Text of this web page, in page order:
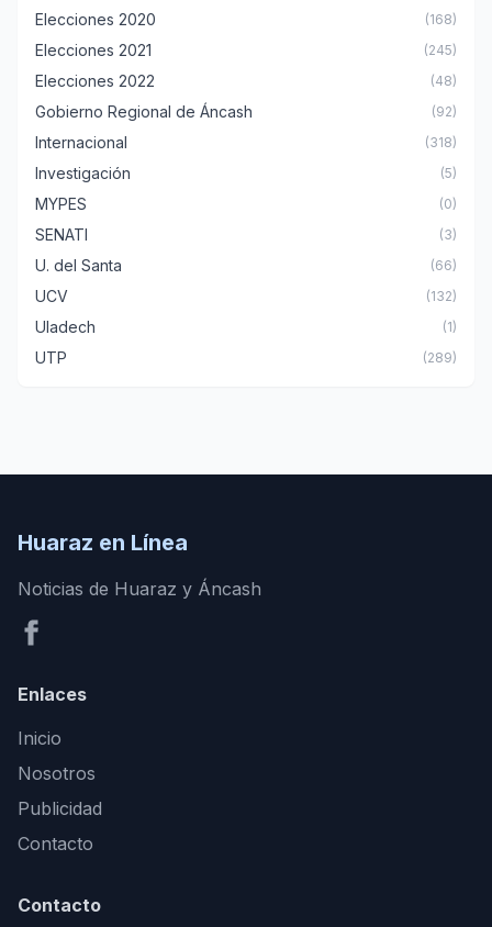
Elecciones 2020 (168)
Elecciones 2021 (245)
Elecciones 2022 (48)
Gobierno Regional de Áncash (92)
Internacional (318)
Investigación (5)
MYPES (0)
SENATI (3)
U. del Santa (66)
UCV (132)
Uladech (1)
UTP (289)
Huaraz en Línea
Noticias de Huaraz y Áncash
Enlaces
Inicio
Nosotros
Publicidad
Contacto
Contacto